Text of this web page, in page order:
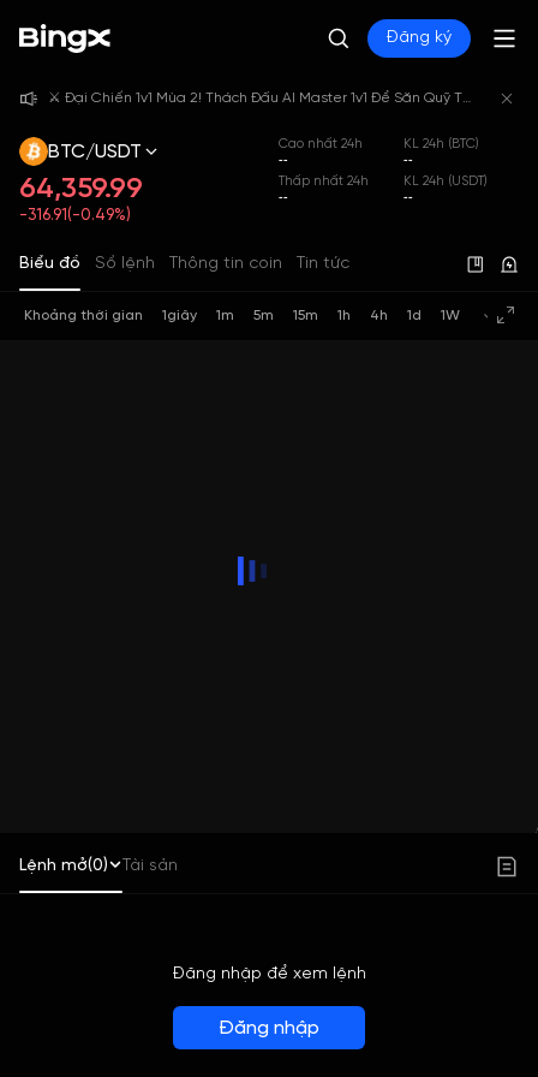
Đăng ký
⚔️ Đại Chiến 1v1 Mùa 2! Thách Đấu AI Master 1v1 Để Săn Quỹ Thưởng 4,000,000 USDT!
BTC/USDT
64,359.99
-316.91(-0.49%)
Cao nhất 24h
--
KL 24h (BTC)
--
Thấp nhất 24h
--
KL 24h (USDT)
--
Biểu đồ Sổ lệnh Thông tin coin Tin tức
Khoảng thời gian 1giây 1m 5m 15m 1h 4h 1d 1W
Lệnh mở(0) Tài sản
Đăng nhập để xem lệnh
Đăng nhập